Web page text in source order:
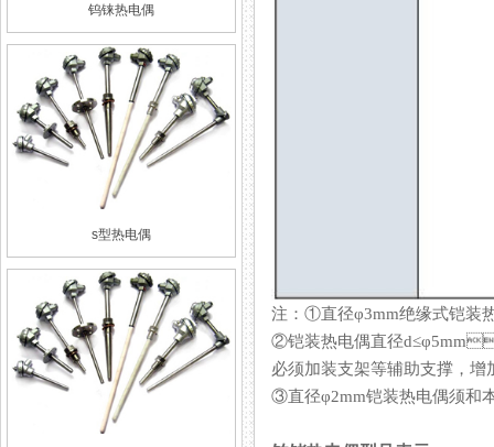
钨铼热电偶
s型热电偶
注：①直径φ3mm绝缘式
②铠装热电偶直径d≤φ5mm
必须加装支架等辅助支撑，
③直径φ2mm铠装热电偶须和本